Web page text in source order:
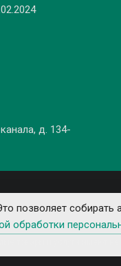
д. 134-
позволяет
обработки